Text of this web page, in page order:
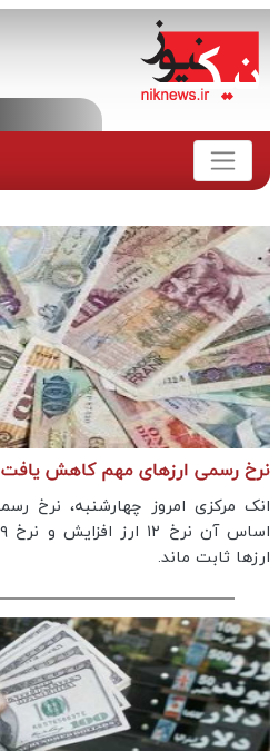
نرخ رسمی ارزهای مهم کاهش یافت
ارزها ثابت ماند.